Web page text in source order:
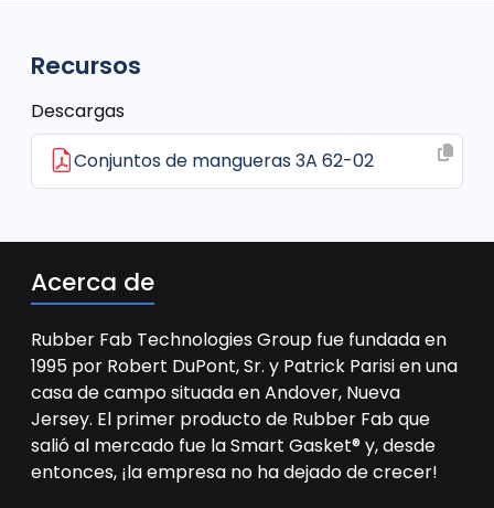
Recursos
Descargas
Conjuntos de mangueras 3A 62-02
Acerca de
Rubber Fab Technologies Group fue fundada en
1995 por Robert DuPont, Sr. y Patrick Parisi en una
casa de campo situada en Andover, Nueva
Jersey. El primer producto de Rubber Fab que
salió al mercado fue la Smart Gasket® y, desde
entonces, ¡la empresa no ha dejado de crecer!